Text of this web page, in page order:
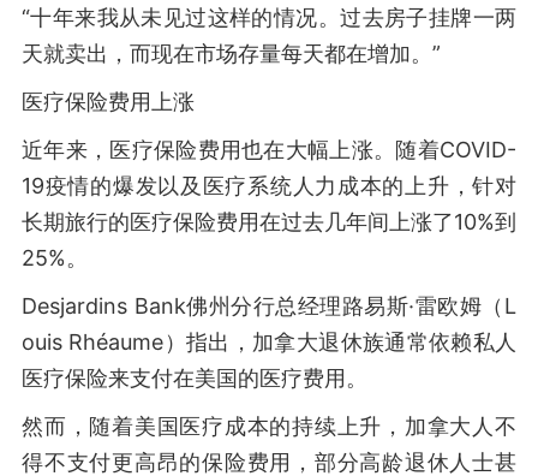
“十年来我从未见过这样的情况。过去房子挂牌一两
天就卖出，而现在市场存量每天都在增加。”
医疗保险费用上涨
近年来，医疗保险费用也在大幅上涨。随着COVID-
19疫情的爆发以及医疗系统人力成本的上升，针对
长期旅行的医疗保险费用在过去几年间上涨了10%到
25%。
Desjardins Bank佛州分行总经理路易斯·雷欧姆（L
ouis Rhéaume）指出，加拿大退休族通常依赖私人
医疗保险来支付在美国的医疗费用。
然而，随着美国医疗成本的持续上升，加拿大人不
得不支付更高昂的保险费用，部分高龄退休人士甚